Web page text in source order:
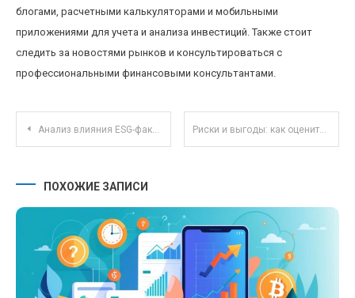
блогами, расчетными калькуляторами и мобильными
приложениями для учета и анализа инвестиций. Также стоит
следить за новостями рынков и консультироваться с
профессиональными финансовыми консультантами.
Навигация по записям
Анализ влияния ESG-факторов на эффективность паевых инвестиционных фондов в РФ Риски и выгоды: как оценить стратегию диверсификации паевых фондов в 2025 году
ПОХОЖИЕ ЗАПИСИ